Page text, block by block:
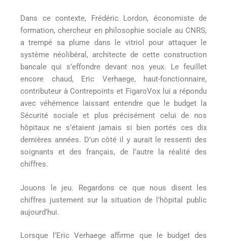
Dans ce contexte, Frédéric Lordon, économiste de
formation, chercheur en philosophie sociale au CNRS,
a trempé sa plume dans le vitriol pour attaquer le
système néolibéral, architecte de cette construction
bancale qui s’effondre devant nos yeux. Le feuillet
encore chaud, Eric Verhaege, haut-fonctionnaire,
contributeur à Contrepoints et FigaroVox lui a répondu
avec véhémence laissant entendre que le budget la
Sécurité sociale et plus précisément celui de nos
hôpitaux ne s’étaient jamais si bien portés ces dix
dernières années. D’un côté il y aurait le ressenti des
soignants et des français, de l’autre la réalité des
chiffres.
Jouons le jeu. Regardons ce que nous disent les
chiffres justement sur la situation de l’hôpital public
aujourd’hui.
Lorsque l’Eric Verhaege affirme que le budget des